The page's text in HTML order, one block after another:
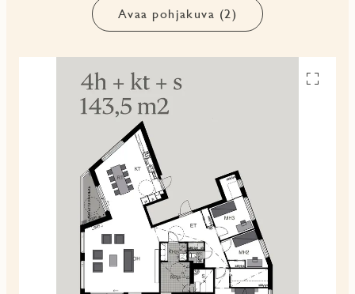
Avaa pohjakuva (2)
Avaa